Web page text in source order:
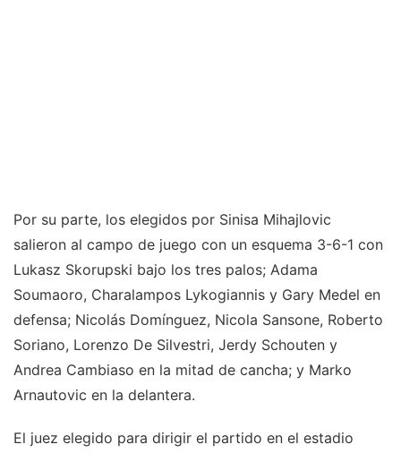
Por su parte, los elegidos por Sinisa Mihajlovic
salieron al campo de juego con un esquema 3-6-1 con
Lukasz Skorupski bajo los tres palos; Adama
Soumaoro, Charalampos Lykogiannis y Gary Medel en
defensa; Nicolás Domínguez, Nicola Sansone, Roberto
Soriano, Lorenzo De Silvestri, Jerdy Schouten y
Andrea Cambiaso en la mitad de cancha; y Marko
Arnautovic en la delantera.
El juez elegido para dirigir el partido en el estadio